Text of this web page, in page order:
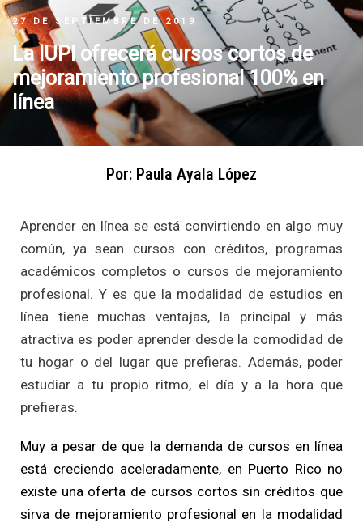
27 DE SEPTIEMBRE DE 2019
La IUPI ofrecerá cursos cortos de
mejoramiento profesional 100% en
línea
Por: Paula Ayala López
Aprender en línea se está convirtiendo en algo muy
común, ya sean cursos con créditos, programas
académicos completos o cursos de mejoramiento
profesional. Y es que la modalidad de estudios en
línea tiene muchas ventajas, la principal y más
atractiva es poder aprender desde la comodidad de
tu hogar o del lugar que prefieras. Además, poder
estudiar a tu propio ritmo, el día y a la hora que
prefieras.
Muy a pesar de que la demanda de cursos en línea
está creciendo aceleradamente, en Puerto Rico no
existe una oferta de cursos cortos sin créditos que
sirva de mejoramiento profesional en la modalidad